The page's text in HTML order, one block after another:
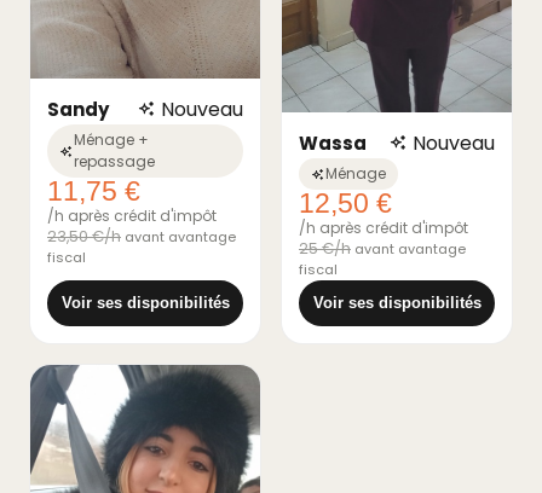
Sandy Nouveau
Ménage +
repassage
11,75 €
/h après crédit d'impôt
23,50 €/h avant avantage
fiscal
Voir ses disponibilités
Wassa Nouveau
Ménage
12,50 €
/h après crédit d'impôt
25 €/h avant avantage
fiscal
Voir ses disponibilités